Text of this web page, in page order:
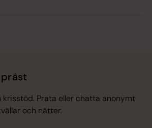
Prata eller chatta anonymt
och nätter.